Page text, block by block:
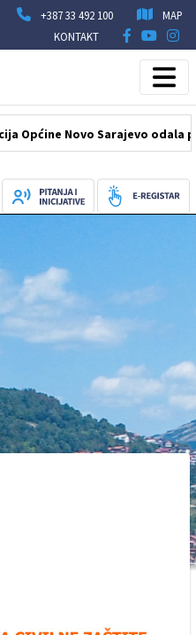
+387 33 492 100
MAP
KONTAKT
Novo Sarajevo odala